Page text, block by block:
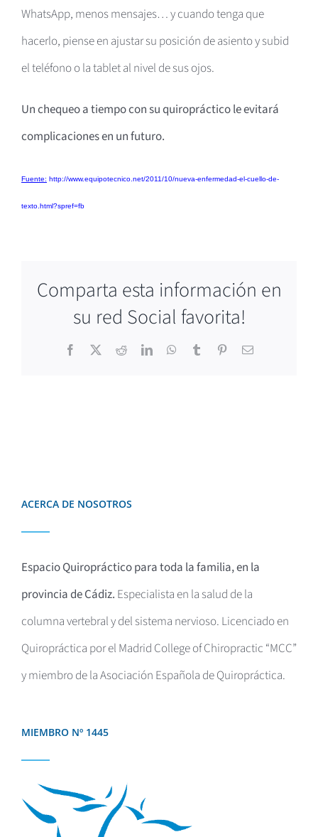
WhatsApp, menos mensajes… y cuando tenga que
hacerlo, piense en ajustar su posición de asiento y subid
el teléfono o la tablet al nivel de sus ojos.
Un chequeo a tiempo con su quiropráctico le evitará
complicaciones en un futuro.
Fuente: http://www.equipotecnico.net/2011/10/nueva-enfermedad-el-cuello-de-
texto.html?spref=fb
Comparta esta información en
su red Social favorita!
Facebook RedditLinkedInWhatsApp
Tumblr PinterestCorreo
ACERCA DE NOSOTROS
Espacio Quiropráctico para toda la familia, en la
provincia de Cádiz. Especialista en la salud de la
columna vertebral y del sistema nervioso. Licenciado en
Quiropráctica por el Madrid College of Chiropractic “MCC”
y miembro de la Asociación Española de Quiropráctica.
MIEMBRO Nº 1445